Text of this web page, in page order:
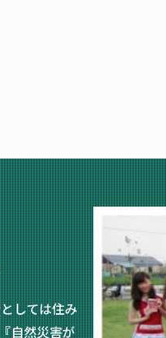
しては住み
自然災害が